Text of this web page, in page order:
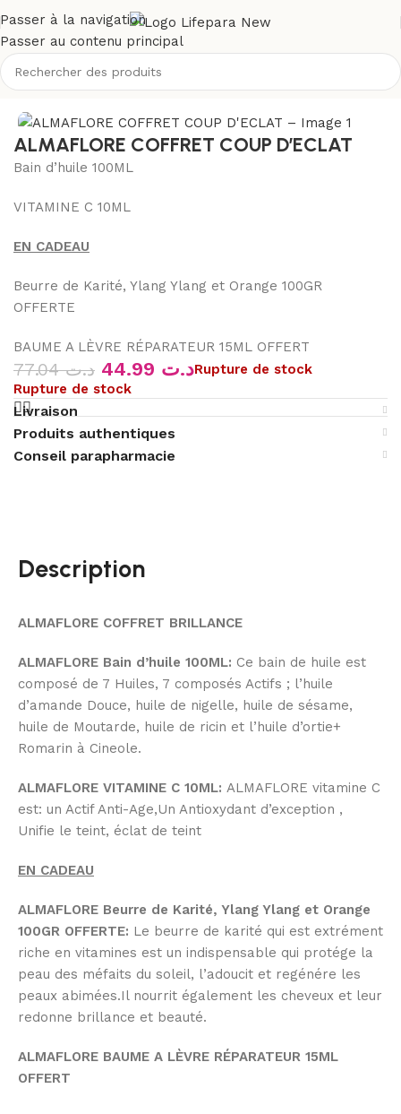
Passer à la navigation
Passer au contenu principal
Accueil/Boutique/promos
ALMAFLORE COFFRET COUP D’ECLAT
Bain d’huile 100ML
VITAMINE C 10ML
EN CADEAU
Beurre de Karité, Ylang Ylang et Orange 100GR
OFFERTE
BAUME A LÈVRE RÉPARATEUR 15ML OFFERT
د.ت77.04 د.تRupture de stock
Rupture de stock
Livraison
Produits authentiques
Conseil parapharmacie
Description
ALMAFLORE COFFRET BRILLANCE
ALMAFLORE Bain d’huile 100ML: Ce bain de huile est
composé de 7 Huiles, 7 composés Actifs ; l’huile
d’amande Douce, huile de nigelle, huile de sésame,
huile de Moutarde, huile de ricin et l’huile d’ortie+
Romarin à Cineole.
ALMAFLORE VITAMINE C 10ML: ALMAFLORE vitamine C
est: un Actif Anti-Age,Un Antioxydant d’exception ,
Unifie le teint, éclat de teint
EN CADEAU
ALMAFLORE Beurre de Karité, Ylang Ylang et Orange
100GR OFFERTE: Le beurre de karité qui est extrément
riche en vitamines est un indispensable qui protége la
peau des méfaits du soleil, l’adoucit et regénére les
peaux abimées.Il nourrit également les cheveux et leur
redonne brillance et beauté.
ALMAFLORE BAUME A LÈVRE RÉPARATEUR 15ML
OFFERT